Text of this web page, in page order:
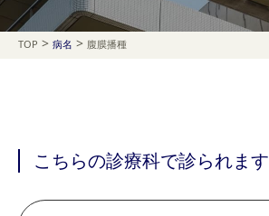
TOP > 病名 > 腹膜播種
こちらの診療科で診られます